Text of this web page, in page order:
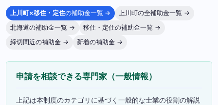
上川町×移住・定住の補助金一覧 →
上川町の全補助金一覧 →
北海道の補助金一覧 →
移住・定住の補助金一覧 →
締切間近の補助金 →
新着の補助金 →
申請を相談できる専門家（一般情報）
上記は本制度のカテゴリに基づく一般的な士業の役割の解説